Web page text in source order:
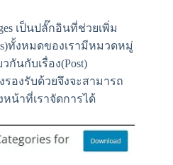
เป็นปลั๊กอินที่ช่วยเพิ่ม
ทั้งหมดของเรามีหมวดหมู่
กันกับเรื่อง(Post)
องรับด้วยจึงจะสามารถ
น้าที่เราจัดการได้